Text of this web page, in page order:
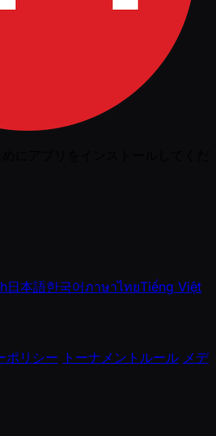
日本語한국어ภาษาไทยTiếng Việt
ポリシー トーナメントルール メデ